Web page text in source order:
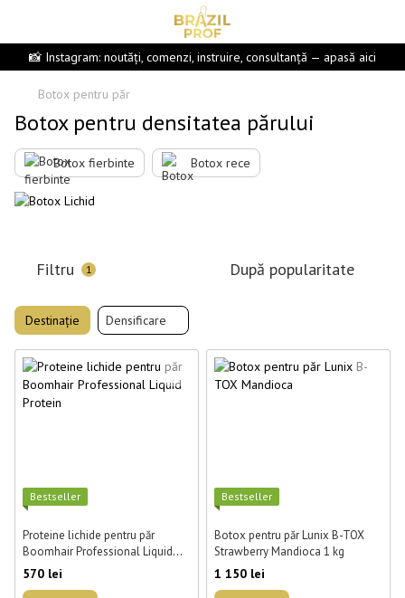
📸 Instagram: noutăți, comenzi, instruire, consultanță — apasă aici
Botox pentru păr
Botox pentru densitatea părului
Botox fierbinte Botox rece
Filtru 1 După popularitate
Destinație Densificare
Best­seller
Proteine lichide pentru păr
Boomhair Professional Liquid
Protein 250 ml
570 lei
Best­seller
Botox pentru păr Lunix B-TOX
Strawberry Mandioca 1 kg
1 150 lei